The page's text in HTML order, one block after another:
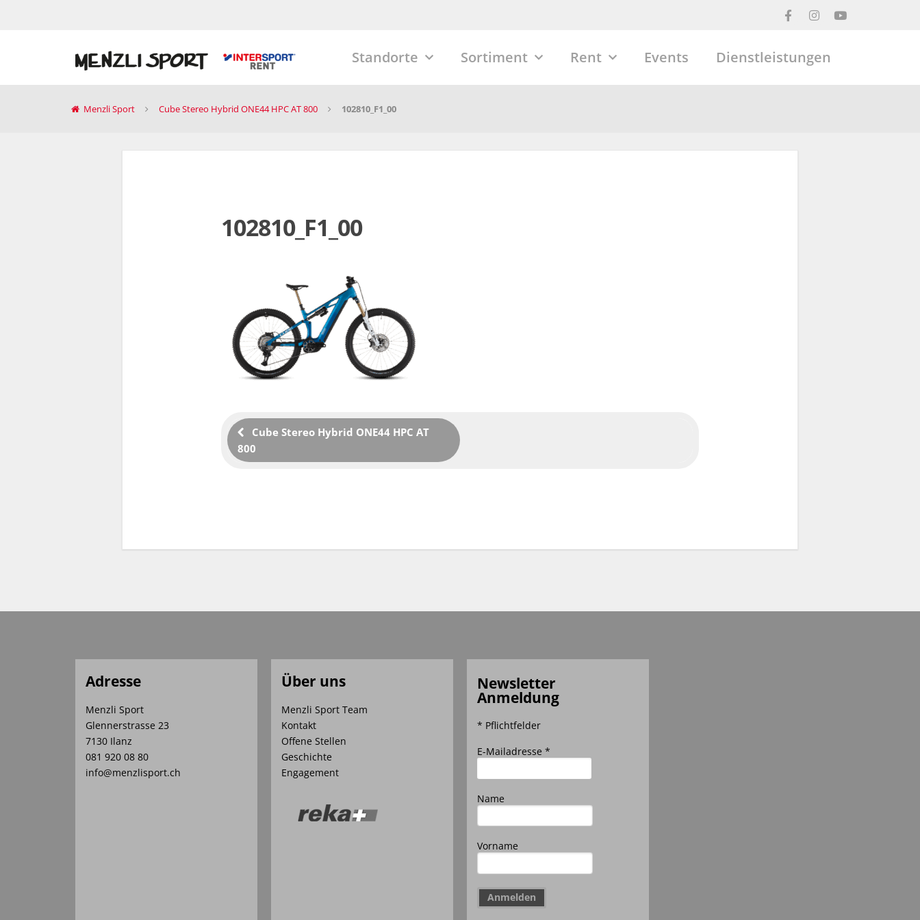
Standorte Sortiment Rent Events Dienstleistungen
Menzli Sport Cube Stereo Hybrid ONE44 HPC AT 800 102810_F1_00
102810_F1_00
Cube Stereo Hybrid ONE44 HPC AT
800
Adresse
Menzli Sport
Glennerstrasse 23
7130 Ilanz
081 920 08 80
info@menzlisport.ch
Über uns
Menzli Sport Team
Kontakt
Offene Stellen
Geschichte
Engagement
Newsletter
Anmeldung
* Pflichtfelder
E-Mailadresse *
Name
Vorname